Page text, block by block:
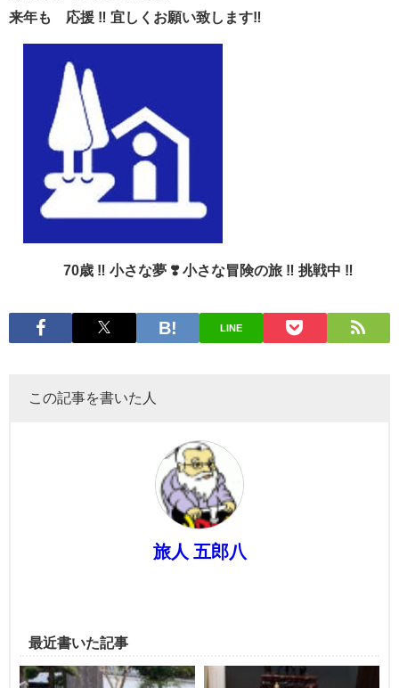
来年も 応援 ‼︎ 宜しくお願い致します‼︎
70歳 ‼︎ 小さな夢 ❣️ 小さな冒険の旅 ‼︎ 挑戦中 ‼︎
LINE
この記事を書いた人
旅人 五郎八
最近書いた記事